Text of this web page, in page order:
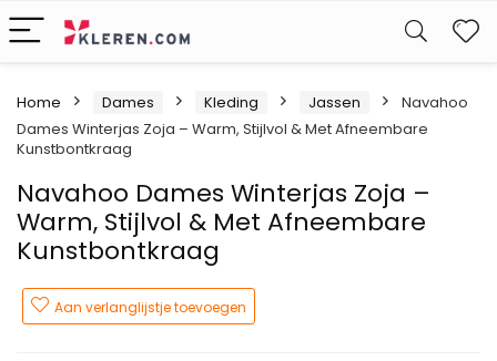
Home Dames Kleding Jassen
Navahoo
Dames Winterjas Zoja – Warm, Stijlvol & Met Afneembare
Kunstbontkraag
Navahoo Dames Winterjas Zoja –
Warm, Stijlvol & Met Afneembare
Kunstbontkraag
Aan verlanglijstje toevoegen